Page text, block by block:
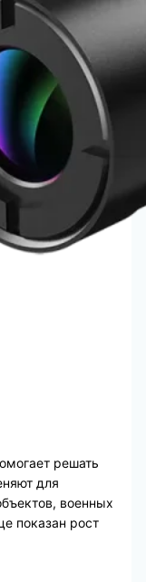
решать
для
военных
показан рост